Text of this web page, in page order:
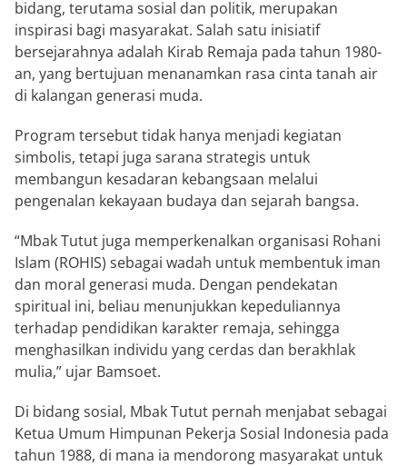
bidang, terutama sosial dan politik, merupakan
inspirasi bagi masyarakat. Salah satu inisiatif
bersejarahnya adalah Kirab Remaja pada tahun 1980-
an, yang bertujuan menanamkan rasa cinta tanah air
di kalangan generasi muda.
Program tersebut tidak hanya menjadi kegiatan
simbolis, tetapi juga sarana strategis untuk
membangun kesadaran kebangsaan melalui
pengenalan kekayaan budaya dan sejarah bangsa.
“Mbak Tutut juga memperkenalkan organisasi Rohani
Islam (ROHIS) sebagai wadah untuk membentuk iman
dan moral generasi muda. Dengan pendekatan
spiritual ini, beliau menunjukkan kepeduliannya
terhadap pendidikan karakter remaja, sehingga
menghasilkan individu yang cerdas dan berakhlak
mulia,” ujar Bamsoet.
Di bidang sosial, Mbak Tutut pernah menjabat sebagai
Ketua Umum Himpunan Pekerja Sosial Indonesia pada
tahun 1988, di mana ia mendorong masyarakat untuk